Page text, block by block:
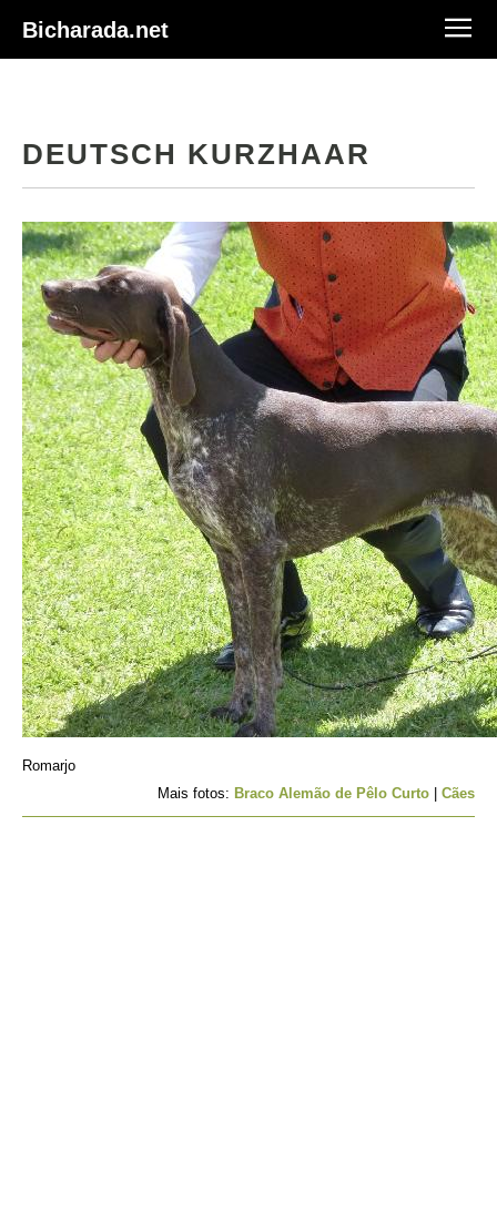
Bicharada.net
DEUTSCH KURZHAAR
Romarjo
Mais fotos: Braco Alemão de Pêlo Curto Cães